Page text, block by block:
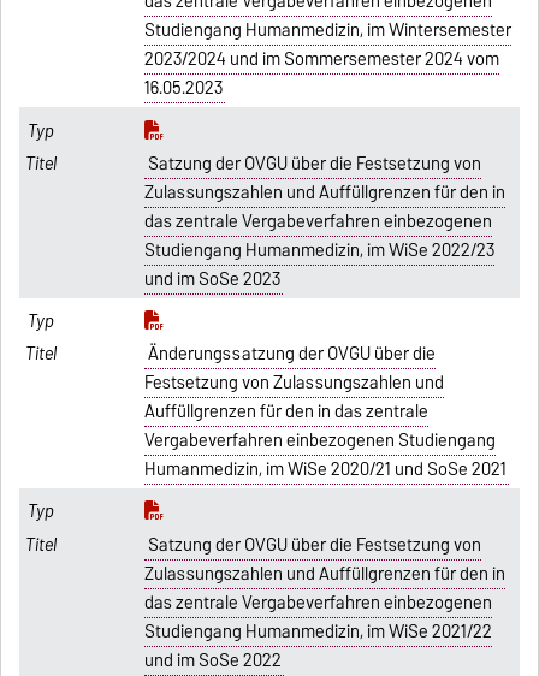
Studiengang Humanmedizin, im Wintersemester
2023/2024 und im Sommersemester 2024 vom
16.05.2023
Satzung der OVGU über die Festsetzung von
Zulassungszahlen und Auffüllgrenzen für den in
das zentrale Vergabeverfahren einbezogenen
Studiengang Humanmedizin, im WiSe 2022/23
und im SoSe 2023
Änderungssatzung der OVGU über die
Festsetzung von Zulassungszahlen und
Auffüllgrenzen für den in das zentrale
Vergabeverfahren einbezogenen Studiengang
Humanmedizin, im WiSe 2020/21 und SoSe 2021
Satzung der OVGU über die Festsetzung von
Zulassungszahlen und Auffüllgrenzen für den in
das zentrale Vergabeverfahren einbezogenen
Studiengang Humanmedizin, im WiSe 2021/22
und im SoSe 2022